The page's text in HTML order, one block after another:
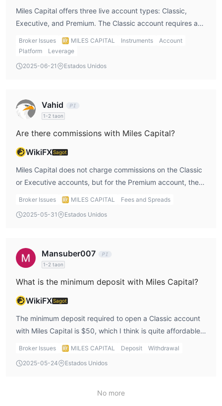
Trading Platform
mapagkakatiwalaangMetaTrader 5 platform, na may
technical analysis. Ito ay walang dudang shining point ng
highlights at lowlights.
Miles Capital offers three live account types: Classic,
Executive, and Premium. The Classic account requires a
minimum deposit of $50, while the Executive and Premium
accounts offer tighter spreads and additional features,
Broker Issues MILES CAPITAL Instruments
Account
Platform
Leverage
2025-06-21
Estados Unidos
Vahid
1-2 taon
Are there commissions with Miles Capital?
WikiFXSagot
Miles Capital does not charge commissions on the Classic
or Executive accounts, but for the Premium account, there
is a commission starting at $6 per transaction. As an
would still confirm if there are additional charges that
Broker Issues MILES CAPITAL
Fees and Spreads
2025-05-31
Estados Unidos
Mansuber007
1-2 taon
What is the minimum deposit with Miles Capital?
WikiFXSagot
The minimum deposit required to open a Classic account
with Miles Capital is $50, which I think is quite affordable
for beginners. However, if I want more advanced features,
would need to deposit at least $1,000 for the Executive
Broker Issues MILES CAPITAL Deposit
Withdrawal
2025-05-24
Estados Unidos
No more